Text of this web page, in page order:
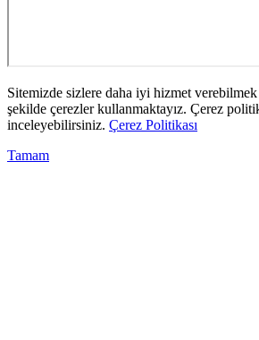
Sitemizde sizlere daha iyi hizmet
şekilde çerezler kullanmaktayız. Çerez
inceleyebilirsiniz. Çerez Politikası
Tamam